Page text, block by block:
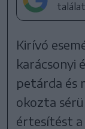
Kirívó
karácsonyi
petárda és
okozta
értesítést a